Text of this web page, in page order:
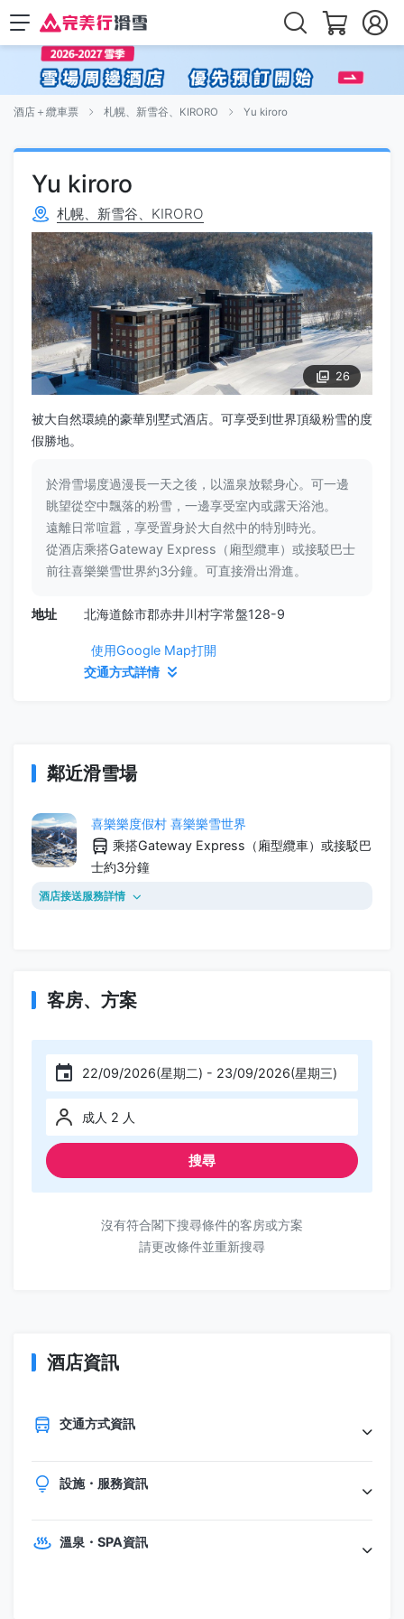
酒店＋纜車票 札幌、新雪谷、KIRORO Yu kiroro
Yu kiroro
札幌、新雪谷、KIRORO
26
被大自然環繞的豪華別墅式酒店。可享受到世界頂級粉雪的度
假勝地。
於滑雪場度過漫長一天之後，以溫泉放鬆身心。可一邊
眺望從空中飄落的粉雪，一邊享受室內或露天浴池。
遠離日常喧囂，享受置身於大自然中的特別時光。
從酒店乘搭Gateway Express（廂型纜車）或接駁巴士
前往喜樂樂雪世界約3分鐘。可直接滑出滑進。
地址 北海道餘市郡赤井川村字常盤128-9
使用Google Map打開
交通方式詳情
鄰近滑雪場
喜樂樂度假村 喜樂樂雪世界
乘搭Gateway Express（廂型纜車）或接駁巴
士約3分鐘
酒店接送服務詳情
客房、方案
22/09/2026(星期二) - 23/09/2026(星期三)
成人 2 人
搜尋
沒有符合閣下搜尋條件的客房或方案
請更改條件並重新搜尋
酒店資訊
交通方式資訊
設施・服務資訊
溫泉・SPA資訊